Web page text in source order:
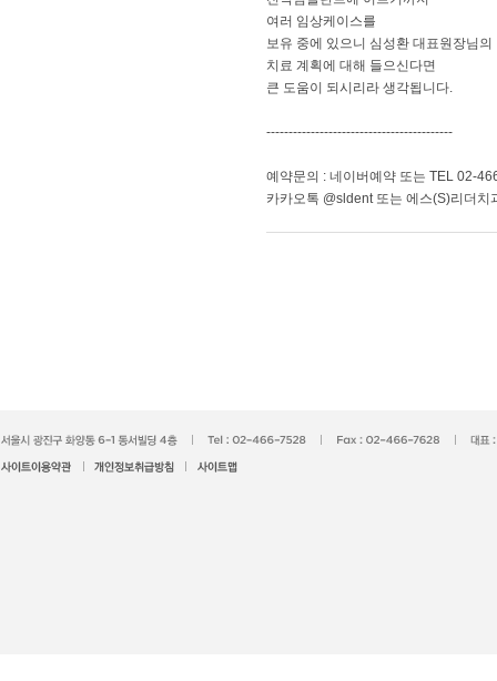
여러 임상케이스를
보유 중에 있으니 심성환 대표원장님의
치료 계획에 대해 들으신다면
큰 도움이 되시리라 생각됩니다.
------------------------------------------
예약문의 : 네이버예약 또는 TEL 02-
카카오톡 @sldent 또는 에스(S)리더치